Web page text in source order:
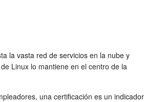
la vasta red de servicios en la nube y
Linux lo mantiene en el centro de la
una certificación es un indicador